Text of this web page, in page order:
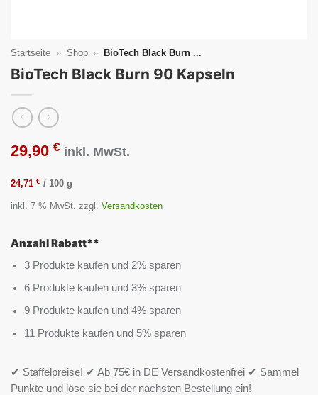
Startseite » Shop » BioTech Black Burn ...
BioTech Black Burn 90 Kapseln
29,90 € inkl. MwSt.
24,71 € / 100 g
inkl. 7 % MwSt. zzgl. Versandkosten
Anzahl Rabatt**
3 Produkte kaufen und 2% sparen
6 Produkte kaufen und 3% sparen
9 Produkte kaufen und 4% sparen
11 Produkte kaufen und 5% sparen
✔ Staffelpreise! ✔ Ab 75€ in DE Versandkostenfrei ✔ Sammel
Punkte und löse sie bei der nächsten Bestellung ein!